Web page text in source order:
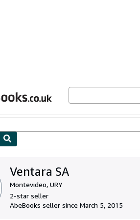
Ventara SA
Montevideo, URY
2-star seller
AbeBooks seller since March 5, 2015